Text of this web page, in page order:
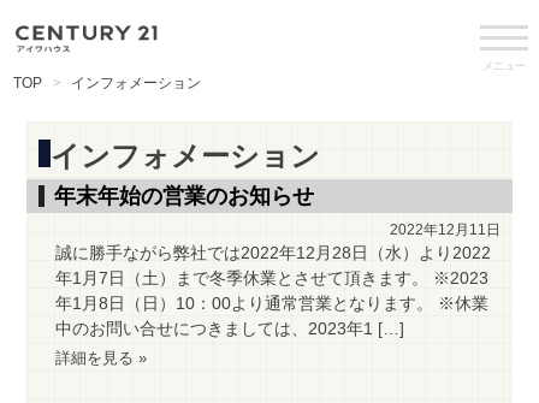
メニュー
TOP インフォメーション
インフォメーション
年末年始の営業のお知らせ
2022年12月11日
誠に勝手ながら弊社では2022年12月28日（水）より2022
年1月7日（土）まで冬季休業とさせて頂きます。 ※2023
年1月8日（日）10：00より通常営業となります。 ※休業
中のお問い合せにつきましては、2023年1 […]
詳細を見る »